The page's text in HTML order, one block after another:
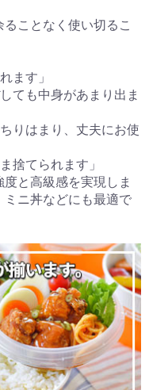
ことなく使い切るこ
ます」
ても中身があまり出ま
りはまり、丈夫にお使
捨てられます」
と高級感を実現しま
ミニ丼などにも最適で